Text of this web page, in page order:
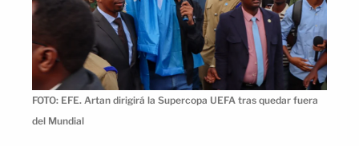
FOTO: EFE. Artan dirigirá la Supercopa UEFA tras quedar fuera
del Mundial